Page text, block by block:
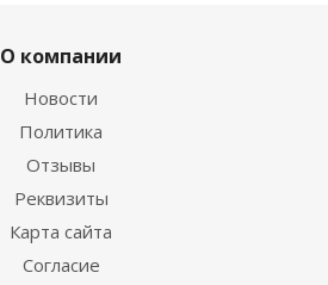
О компании
Новости
Политика
Отзывы
Реквизиты
Карта сайта
Согласие